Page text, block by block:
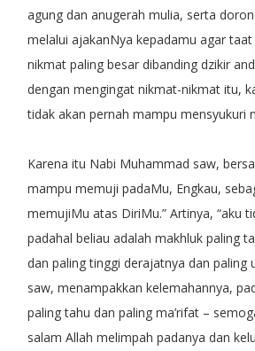
agung dan anugerah mulia, serta
melalui ajakanNya kepadamu agar
nikmat paling besar dibanding dzikir
dengan mengingat nikmat-nikmat itu,
tidak akan pernah mampu mensyukuri
Karena itu Nabi Muhammad saw,
mampu memuji padaMu, Engkau,
memujiMu atas DiriMu.” Artinya, “aku
padahal beliau adalah makhluk paling
dan paling tinggi derajatnya dan paling
saw, menampakkan kelemahannya,
paling tahu dan paling ma’rifat –
salam Allah melimpah padanya dan